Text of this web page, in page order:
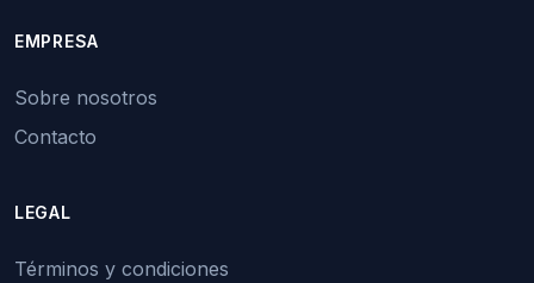
EMPRESA
Sobre nosotros
Contacto
LEGAL
Términos y condiciones